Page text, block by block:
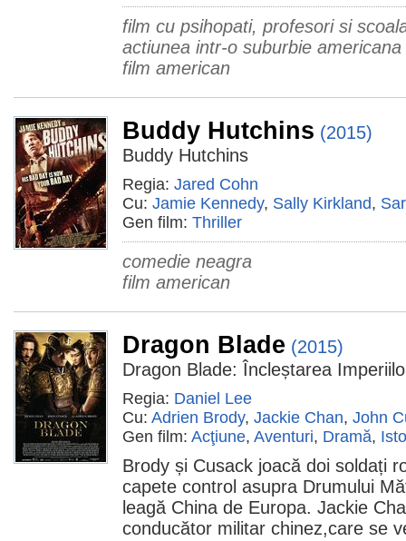
film cu psihopati, profesori si
actiunea intr-o suburbie americana
film american
Buddy Hutchins (2015)
Buddy Hutchins
Regia: Jared Cohn
Cu: Jamie Kennedy, Sally Kirkland,
Gen film: Thriller
comedie neagra
film american
Dragon Blade (2015)
Dragon Blade: Încleștarea
Regia: Daniel Lee
Cu: Adrien Brody, Jackie Chan, John
Gen film: Acţiune, Aventuri, Dramă,
Brody și Cusack joacă doi soldați
capete control asupra Drumului
leagă China de Europa. Jackie
conducător militar chinez,care se